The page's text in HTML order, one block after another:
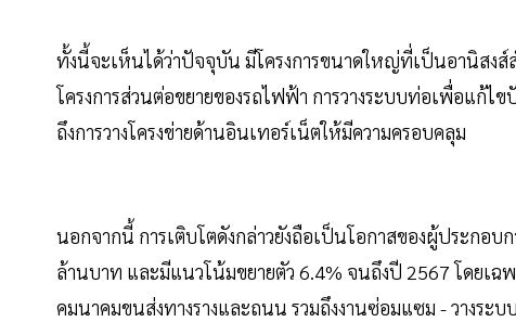
ทั้งนี้จะเห็นได้ว่าปัจจุบัน มีโครงการขนาดใหญ่ที่เป็นอานิสงส์
โครงการส่วนต่อขยายของรถไฟฟ้า การวางระบบท่อเพื่อแก้
ถึงการวางโครงข่ายด้านอินเทอร์เน็ตให้มีความครอบคลุม
นอกจากนี้ การเติบโตดังกล่าวยังถือเป็นโอกาสของผู้ประกอบ
ล้านบาท และมีแนวโน้มขยายตัว 6.4% จนถึงปี 2567 โดยเฉพ
คมนาคมขนส่งทางรางและถนน รวมถึงงานซ่อมแซม - วางระ